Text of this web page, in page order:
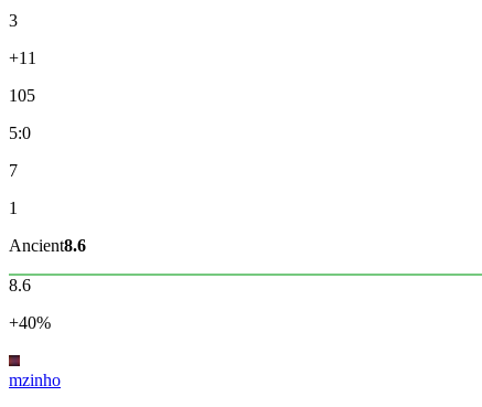
3
+11
105
5:0
7
1
Ancient8.6
8.6
+40%
mzinho